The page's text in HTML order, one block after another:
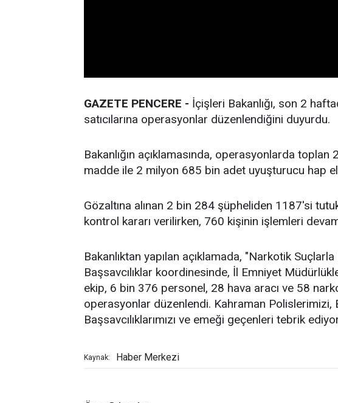
GAZETE PENCERE - İçişleri Bakanlığı, son 2
satıcılarına operasyonlar düzenlendiğini duyurdu.
Bakanlığın açıklamasında, operasyonlarda
madde ile 2 milyon 685 bin adet uyuşturucu hap
Gözaltına alınan 2 bin 284 şüpheliden 1187'si
kontrol kararı verilirken, 760 kişinin işlemleri
Bakanlıktan yapılan açıklamada, "Narkotik
Başsavcılıklar koordinesinde, İl Emniyet
ekip, 6 bin 376 personel, 28 hava aracı ve 58
operasyonlar düzenlendi. Kahraman Polislerimizi,
Başsavcılıklarımızı ve emeği geçenleri tebrik
Kaynak: Haber Merkezi